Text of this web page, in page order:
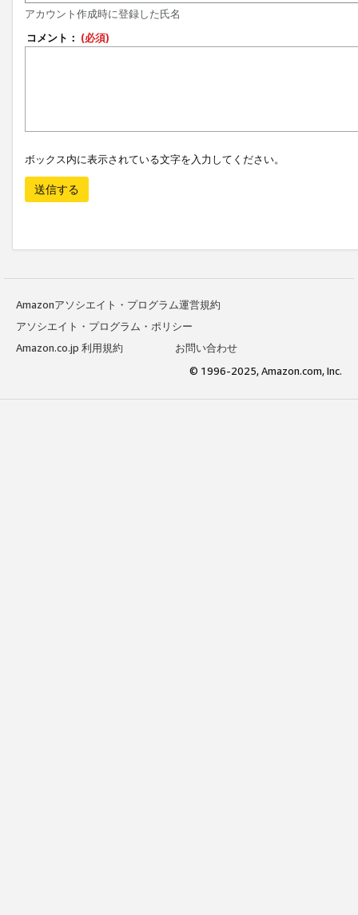
アカウント作成時に登録した氏名
コメント： (必須)
ボックス内に表示されている文字を入力してください。
送信する
Amazonアソシエイト・プログラム運営規約
アソシエイト・プログラム・ポリシー
Amazon.co.jp 利用規約
お問い合わせ
© 1996-2025, Amazon.com, Inc.